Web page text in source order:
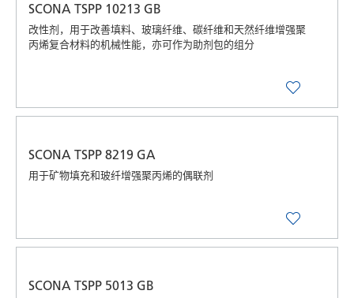
SCONA TSPP 10213 GB
改性剂，用于改善填料、玻璃纤维、碳纤维和天然纤维增强聚
丙烯复合材料的机械性能，亦可作为助剂包的组分
SCONA TSPP 8219 GA
用于矿物填充和玻纤增强聚丙烯的偶联剂
SCONA TSPP 5013 GB